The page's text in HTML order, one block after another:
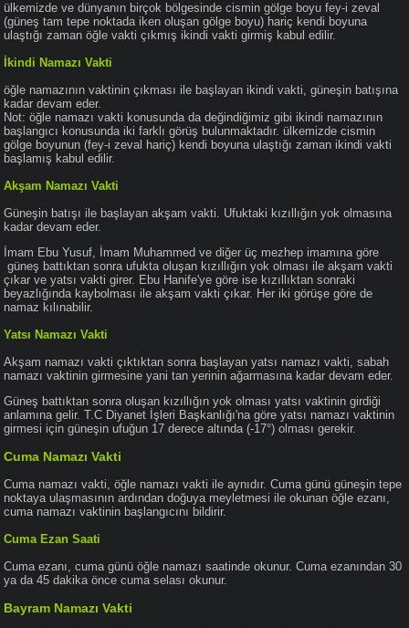
ülkemizde ve dünyanın birçok bölgesinde cismin gölge boyu fey-i zeval
(güneş tam tepe noktada iken oluşan gölge boyu) hariç kendi boyuna
ulaştığı zaman öğle vakti çıkmış ikindi vakti girmiş kabul edilir.
İkindi Namazı Vakti
öğle namazının vaktinin çıkması ile başlayan ikindi vakti, güneşin batışına
kadar devam eder.
Not: öğle namazı vakti konusunda da değindiğimiz gibi ikindi namazının
başlangıcı konusunda iki farklı görüş bulunmaktadır. ülkemizde cismin
gölge boyunun (fey-i zeval hariç) kendi boyuna ulaştığı zaman ikindi vakti
başlamış kabul edilir.
Akşam Namazı Vakti
Güneşin batışı ile başlayan akşam vakti. Ufuktaki kızıllığın yok olmasına
kadar devam eder.
İmam Ebu Yusuf, İmam Muhammed ve diğer üç mezhep imamına göre
güneş battıktan sonra ufukta oluşan kızıllığın yok olması ile akşam vakti
çıkar ve yatsı vakti girer. Ebu Hanife'ye göre ise kızıllıktan sonraki
beyazlığında kaybolması ile akşam vakti çıkar. Her iki görüşe göre de
namaz kılınabilir.
Yatsı Namazı Vakti
Akşam namazı vakti çıktıktan sonra başlayan yatsı namazı vakti, sabah
namazı vaktinin girmesine yani tan yerinin ağarmasına kadar devam eder.
Güneş battıktan sonra oluşan kızıllığın yok olması yatsı vaktinin girdiği
anlamına gelir. T.C Diyanet İşleri Başkanlığı'na göre yatsı namazı vaktinin
girmesi için güneşin ufuğun 17 derece altında (-17°) olması gerekir.
Cuma Namazı Vakti
Cuma namazı vakti, öğle namazı vakti ile aynıdır. Cuma günü güneşin tepe
noktaya ulaşmasının ardından doğuya meyletmesi ile okunan öğle ezanı,
cuma namazı vaktinin başlangıcını bildirir.
Cuma Ezan Saati
Cuma ezanı, cuma günü öğle namazı saatinde okunur. Cuma ezanından 30
ya da 45 dakika önce cuma selası okunur.
Bayram Namazı Vakti